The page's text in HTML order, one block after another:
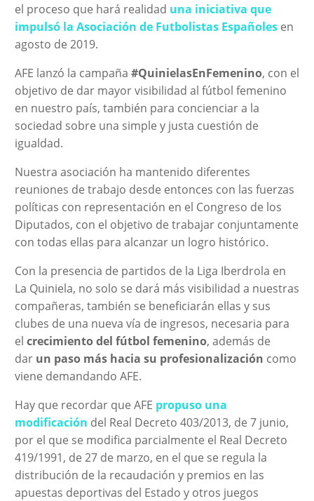
el proceso que hará realidad una iniciativa que
impulsó la Asociación de Futbolistas Españoles en
agosto de 2019.
AFE lanzó la campaña #QuinielasEnFemenino, con el
objetivo de dar mayor visibilidad al fútbol femenino
en nuestro país, también para concienciar a la
sociedad sobre una simple y justa cuestión de
igualdad.
Nuestra asociación ha mantenido diferentes
reuniones de trabajo desde entonces con las fuerzas
políticas con representación en el Congreso de los
Diputados, con el objetivo de trabajar conjuntamente
con todas ellas para alcanzar un logro histórico.
Con la presencia de partidos de la Liga Iberdrola en
La Quiniela, no solo se dará más visibilidad a nuestras
compañeras, también se beneficiarán ellas y sus
clubes de una nueva vía de ingresos, necesaria para
el crecimiento del fútbol femenino, además de
dar un paso más hacia su profesionalización como
viene demandando AFE.
Hay que recordar que AFE propuso una
modificación del Real Decreto 403/2013, de 7 junio,
por el que se modifica parcialmente el Real Decreto
419/1991, de 27 de marzo, en el que se regula la
distribución de la recaudación y premios en las
apuestas deportivas del Estado y otros juegos